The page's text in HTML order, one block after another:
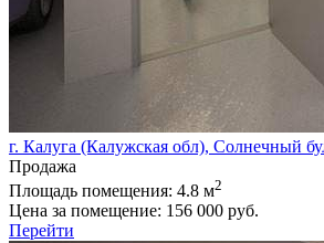
г. Калуга (Калужская обл), Солнечный
Продажа
Площадь помещения: 4.8 м2
Цена за помещение: 156 000 руб.
Перейти